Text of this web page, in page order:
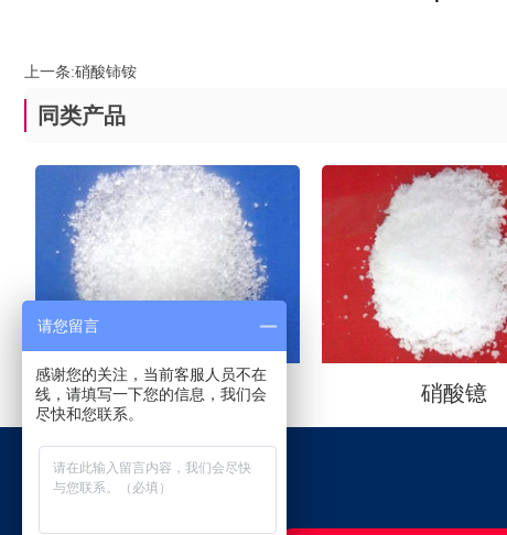
上一条:硝酸铈铵
同类产品
硝酸铕 硝酸镱
联系我们
请您留言
感谢您的关注，当前客服人员不在
线，请填写一下您的信息，我们会
尽快和您联系。